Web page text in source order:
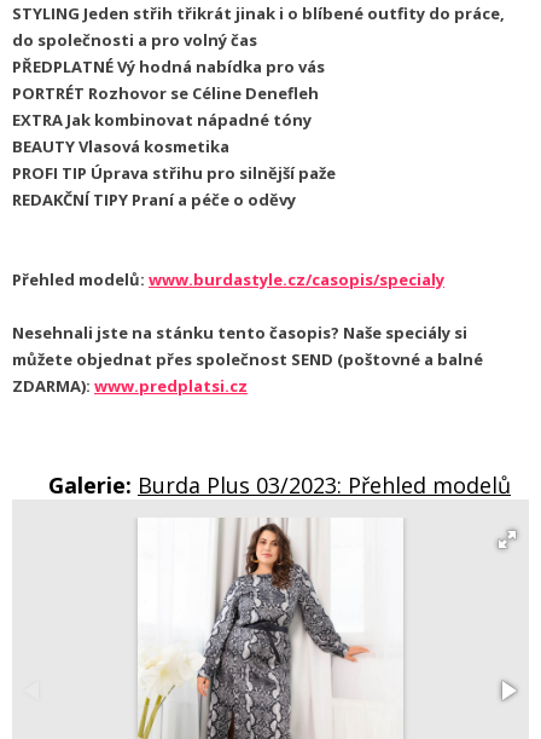
STYLING Jeden střih třikrát jinak i o blíbené outfity do práce,
do společnosti a pro volný čas
PŘEDPLATNÉVý hodná nabídka pro vás
PORTRÉT Rozhovor se Céline Denefleh
EXTRA Jak kombinovat nápadné tóny
BEAUTYVlasová kosmetika
PROFI TIP Úprava střihu pro silnější paže
REDAKČNÍ TIPY Praní a péče o oděvy
Přehled modelů: www.burdastyle.cz/casopis/specialy
Nesehnali jste na stánku tento časopis? Naše speciály si
můžete objednat přes společnost SEND (poštovné a balné
ZDARMA): www.predplatsi.cz
Galerie: Burda Plus 03/2023: Přehled modelů